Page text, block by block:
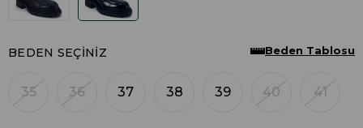
BEDEN SEÇINIZ
35 36 37 38 39 40 41
Beden Tablosu